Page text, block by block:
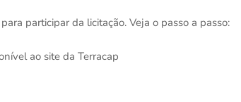
participar da licitação. Veja o passo a passo:
ao site da Terracap